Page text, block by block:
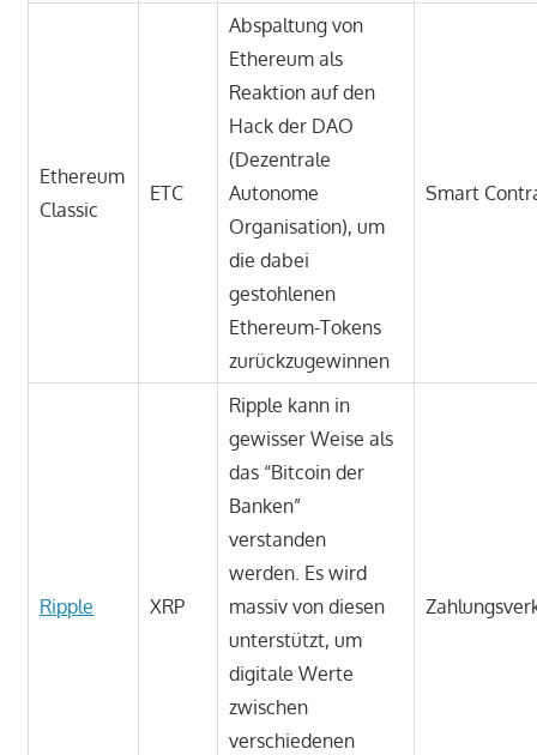
Ethereum
Classic
ETC
Abspaltung von
Ethereum als
Reaktion auf den
Hack der DAO
(Dezentrale
Autonome
Organisation), um
die dabei
gestohlenen
Ethereum-Tokens
zurückzugewinnen
Smart
Ripple XRP
Ripple kann in
gewisser Weise als
das “Bitcoin der
Banken”
verstanden
werden. Es wird
massiv von diesen
unterstützt, um
digitale Werte
zwischen
verschiedenen